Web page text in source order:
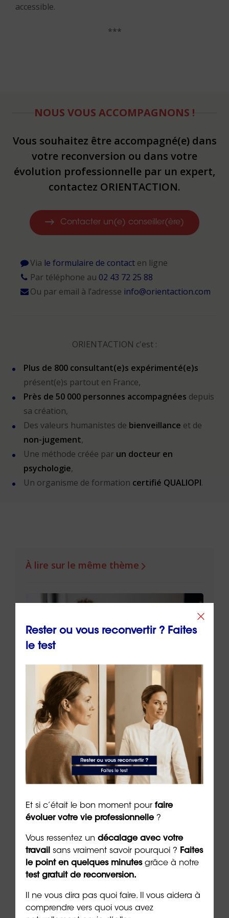
accessible.
***
NOUS VOUS ACCOMPAGNONS !
Vous souhaitez être accompagné(e) dans
votre reconversion ou dans votre
évolution professionnelle par un expert,
contactez ORIENTACTION.
Contacter un(e) conseiller(ère)
Via le formulaire de contacten ligne
Par téléphone au 02 43 72 25 88
Ou par email à l’adresse info@orientaction.com
ORIENTACTION c'est :
Plus de 800 consultant(e)s expérimenté(e)s
présent(e)s partout en France,
Près de 50 000 personnes accompagnées depuis
sa création,
Des valeurs humanistes de bienveillance et de
non-jugement,
Une méthode créée par un docteur en
psychologie,
Un organisme de formation certifié QUALIOPI.
À lire sur le même thème
Se reconvertir dans la
cybersécurité : quelles
formations choisir ?
5 min. de lecture
Les + consultés
Rester ou vous reconvertir ? Faites
le test
Et si c’était le bon moment pour faire
évoluer votre vie professionnelle?
Vous ressentez un décalage avec votre
travail sans vraiment savoir pourquoi ? Faites
le point en quelques minutesgrâce à notre
test gratuit de reconversion.
Il ne vous dira pas quoi faire. Il vous aidera à
comprendre vers quoi vous avez